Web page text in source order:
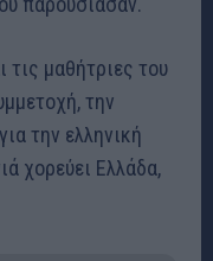
μαθήτριες του
την
την ελληνική
χορεύει Ελλάδα,